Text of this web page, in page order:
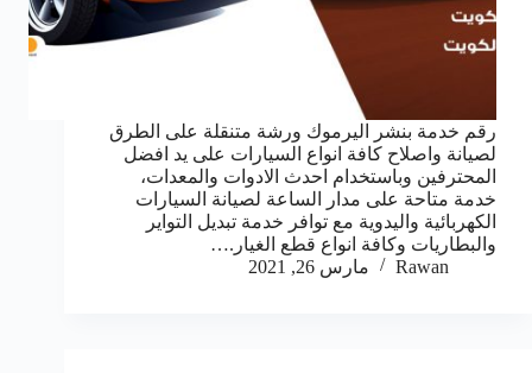
رقم خدمة بنشر اليرموك ورشة متنقلة على الطرق
لصيانة واصلاح كافة انواع السيارات على يد افضل
المحترفين وباستخدام احدث الادوات والمعدات،
خدمة متاحة على مدار الساعة لصيانة السيارات
الكهربائية واليدوية مع توافر خدمة تبديل التواير
والبطاريات وكافة انواع قطع الغيار.…
Rawan
مارس 26, 2021